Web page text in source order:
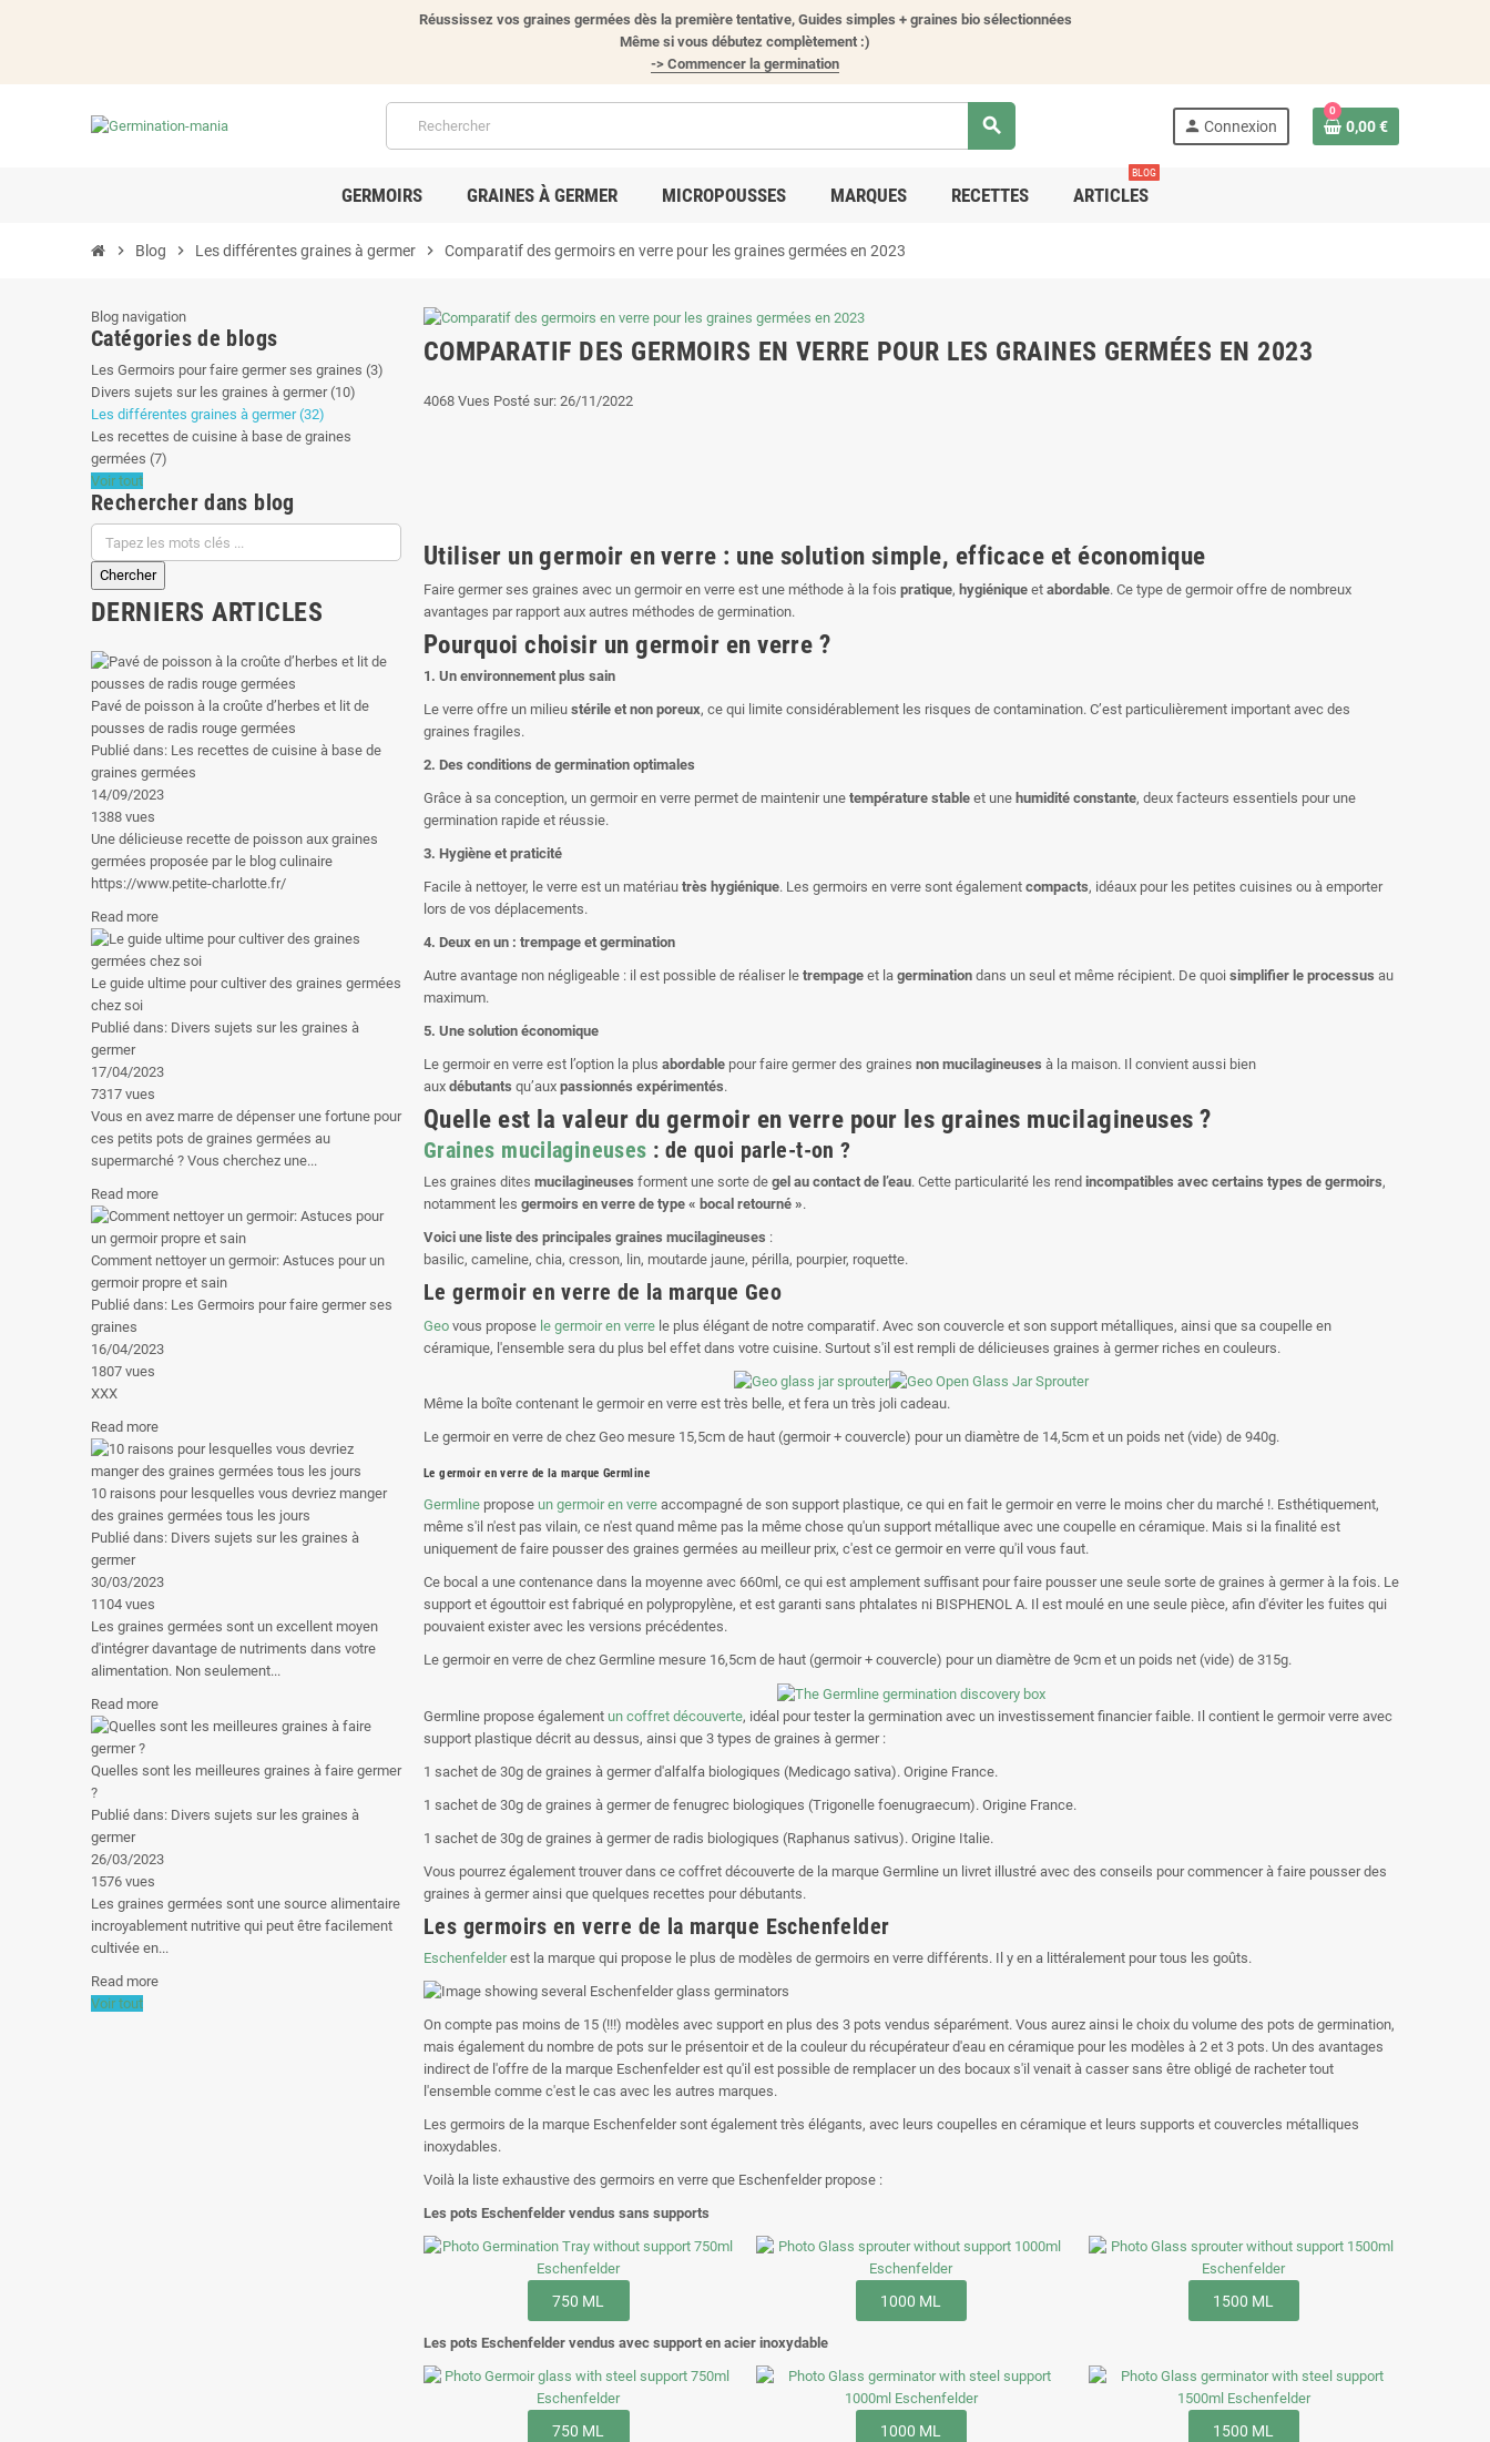
Réussissez vos graines germées dès la première tentative, Guides simples + graines bio sélectionnées
Même si vous débutez complètement :)
-> Commencer la germination
search person Connexion
0
0,00 €
GERMOIRS GRAINES À GERMER MICROPOUSSES MARQUES RECETTES ARTICLES
BLOG
chevron_right Blog chevron_right Les différentes graines à germer chevron_right Comparatif des germoirs en verre pour les graines germées en 2023
Blog navigation
Catégories de blogs
Les Germoirs pour faire germer ses graines (3)
Divers sujets sur les graines à germer (10)
Les différentes graines à germer (32)
Les recettes de cuisine à base de graines
germées (7)
Voir tout
Rechercher dans blog
DERNIERS ARTICLES
Pavé de poisson à la croûte d’herbes et lit de
pousses de radis rouge germées
Publié dans: Les recettes de cuisine à base de
graines germées
14/09/2023
1388 vues
Une délicieuse recette de poisson aux graines
germées proposée par le blog culinaire
https://www.petite-charlotte.fr/
Read more
Le guide ultime pour cultiver des graines germées
chez soi
Publié dans: Divers sujets sur les graines à
germer
17/04/2023
7317 vues
Vous en avez marre de dépenser une fortune pour
ces petits pots de graines germées au
supermarché ? Vous cherchez une...
Read more
Comment nettoyer un germoir: Astuces pour un
germoir propre et sain
Publié dans: Les Germoirs pour faire germer ses
graines
16/04/2023
1807 vues
XXX
Read more
10 raisons pour lesquelles vous devriez manger
des graines germées tous les jours
Publié dans: Divers sujets sur les graines à
germer
30/03/2023
1104 vues
Les graines germées sont un excellent moyen
d'intégrer davantage de nutriments dans votre
alimentation. Non seulement...
Read more
Quelles sont les meilleures graines à faire germer
?
Publié dans: Divers sujets sur les graines à
germer
26/03/2023
1576 vues
Les graines germées sont une source alimentaire
incroyablement nutritive qui peut être facilement
cultivée en...
Read more
Voir tout
COMPARATIF DES GERMOIRS EN VERRE POUR LES GRAINES GERMÉES EN 2023
4068 Vues Posté sur: 26/11/2022
Utiliser un germoir en verre : une solution simple, efficace et économique
Faire germer ses graines avec un germoir en verre est une méthode à la fois pratique, hygiénique et abordable. Ce type de germoir offre de nombreux
avantages par rapport aux autres méthodes de germination.
Pourquoi choisir un germoir en verre ?
1. Un environnement plus sain
Le verre offre un milieu stérile et non poreux, ce qui limite considérablement les risques de contamination. C’est particulièrement important avec des
graines fragiles.
2. Des conditions de germination optimales
Grâce à sa conception, un germoir en verre permet de maintenir une température stable et une humidité constante, deux facteurs essentiels pour une
germination rapide et réussie.
3. Hygiène et praticité
Facile à nettoyer, le verre est un matériau très hygiénique. Les germoirs en verre sont également compacts, idéaux pour les petites cuisines ou à emporter
lors de vos déplacements.
4. Deux en un : trempage et germination
Autre avantage non négligeable : il est possible de réaliser le trempage et la germination dans un seul et même récipient. De quoi simplifier le processus au
maximum.
5. Une solution économique
Le germoir en verre est l’option la plus abordable pour faire germer des graines non mucilagineuses à la maison. Il convient aussi bien
aux débutants qu’aux passionnés expérimentés.
Quelle est la valeur du germoir en verre pour les graines mucilagineuses ?
Graines mucilagineuses : de quoi parle-t-on ?
Les graines dites mucilagineuses forment une sorte de gel au contact de l’eau. Cette particularité les rend incompatibles avec certains types de germoirs,
notamment les germoirs en verre de type « bocal retourné ».
Voici une liste des principales graines mucilagineuses :
basilic, cameline, chia, cresson, lin, moutarde jaune, périlla, pourpier, roquette.
Le germoir en verre de la marque Geo
Geo vous propose le germoir en verre le plus élégant de notre comparatif. Avec son couvercle et son support métalliques, ainsi que sa coupelle en
céramique, l'ensemble sera du plus bel effet dans votre cuisine. Surtout s'il est rempli de délicieuses graines à germer riches en couleurs.
Même la boîte contenant le germoir en verre est très belle, et fera un très joli cadeau.
Le germoir en verre de chez Geo mesure 15,5cm de haut (germoir + couvercle) pour un diamètre de 14,5cm et un poids net (vide) de 940g.
Le germoir en verre de la marque Germline
Germline propose un germoir en verre accompagné de son support plastique, ce qui en fait le germoir en verre le moins cher du marché !. Esthétiquement,
même s'il n'est pas vilain, ce n'est quand même pas la même chose qu'un support métallique avec une coupelle en céramique. Mais si la finalité est
uniquement de faire pousser des graines germées au meilleur prix, c'est ce germoir en verre qu'il vous faut.
Ce bocal a une contenance dans la moyenne avec 660ml, ce qui est amplement suffisant pour faire pousser une seule sorte de graines à germer à la fois. Le
support et égouttoir est fabriqué en polypropylène, et est garanti sans phtalates ni BISPHENOL A. Il est moulé en une seule pièce, afin d'éviter les fuites qui
pouvaient exister avec les versions précédentes.
Le germoir en verre de chez Germline mesure 16,5cm de haut (germoir + couvercle) pour un diamètre de 9cm et un poids net (vide) de 315g.
Germline propose également un coffret découverte, idéal pour tester la germination avec un investissement financier faible. Il contient le germoir verre avec
support plastique décrit au dessus, ainsi que 3 types de graines à germer :
1 sachet de 30g de graines à germer d'alfalfa biologiques (Medicago sativa). Origine France.
1 sachet de 30g de graines à germer de fenugrec biologiques (Trigonelle foenugraecum). Origine France.
1 sachet de 30g de graines à germer de radis biologiques (Raphanus sativus). Origine Italie.
Vous pourrez également trouver dans ce coffret découverte de la marque Germline un livret illustré avec des conseils pour commencer à faire pousser des
graines à germer ainsi que quelques recettes pour débutants.
Les germoirs en verre de la marque Eschenfelder
Eschenfelderest la marque qui propose le plus de modèles de germoirs en verre différents. Il y en a littéralement pour tous les goûts.
On compte pas moins de 15 (!!!) modèles avec support en plus des 3 pots vendus séparément. Vous aurez ainsi le choix du volume des pots de germination,
mais également du nombre de pots sur le présentoir et de la couleur du récupérateur d'eau en céramique pour les modèles à 2 et 3 pots. Un des avantages
indirect de l'offre de la marque Eschenfelder est qu'il est possible de remplacer un des bocaux s'il venait à casser sans être obligé de racheter tout
l'ensemble comme c'est le cas avec les autres marques.
Les germoirs de la marque Eschenfelder sont également très élégants, avec leurs coupelles en céramique et leurs supports et couvercles métalliques
inoxydables.
Voilà la liste exhaustive des germoirs en verre que Eschenfelder propose :
Les pots Eschenfelder vendus sans supports
750 ML 1000 ML 1500 ML
Les pots Eschenfelder vendus avec support en acier inoxydable
750 ML 1000 ML 1500 ML